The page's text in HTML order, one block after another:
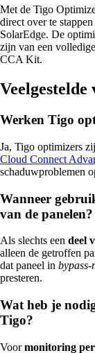
Met de Tigo
direct over te
SolarEdge. De
zijn van een
CCA Kit.
Werken Tigo
Ja, Tigo optimizers
Cloud Connect
schaduwproblemen
Wanneer
van de panelen?
Als slechts een deel
alleen de getroffen
dat paneel in bypass-
presteren.
Wat heb je
Tigo?
Voormonitoring